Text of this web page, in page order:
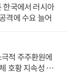
국에서 러시아
격에 수요 늘어
적 주주환원에
호황 지속성 의